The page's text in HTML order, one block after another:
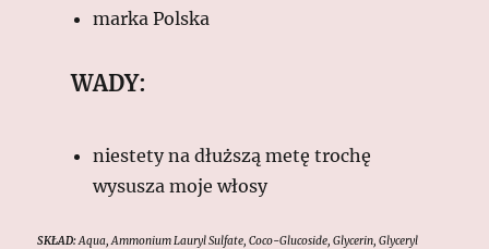
marka Polska
WADY:
niestety na dłuższą metę trochę
wysusza moje włosy
SKŁAD:Aqua, Ammonium Lauryl Sulfate, Coco-Glucoside, Glycerin, Glyceryl